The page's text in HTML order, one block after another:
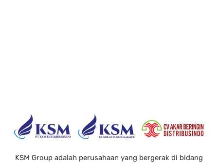
KSM Group adalah perusahaan yang bergerak di bidang